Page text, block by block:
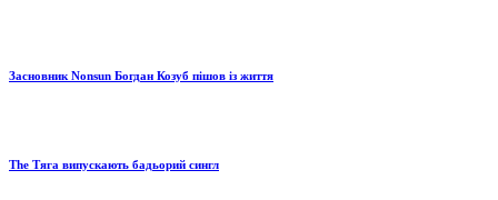
Засновник Nonsun Богдан Козуб пішов із життя
The Тяга випускають бадьорий сингл